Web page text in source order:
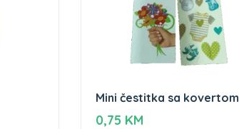
Mini čestitka sa kovertom
kom
0,75 KM